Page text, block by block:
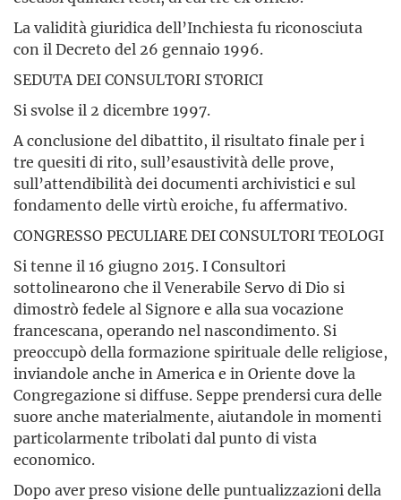
La validità giuridica dell’Inchiesta fu riconosciuta
con il Decreto del 26 gennaio 1996.
SEDUTA DEI CONSULTORI STORICI
Si svolse il 2 dicembre 1997.
A conclusione del dibattito, il risultato finale per i
tre quesiti di rito, sull’esaustività delle prove,
sull’attendibilità dei documenti archivistici e sul
fondamento delle virtù eroiche, fu affermativo.
CONGRESSO PECULIARE DEI CONSULTORI TEOLOGI
Si tenne il 16 giugno 2015. I Consultori
sottolinearono che il Venerabile Servo di Dio si
dimostrò fedele al Signore e alla sua vocazione
francescana, operando nel nascondimento. Si
preoccupò della formazione spirituale delle religiose,
inviandole anche in America e in Oriente dove la
Congregazione si diffuse. Seppe prendersi cura delle
suore anche materialmente, aiutandole in momenti
particolarmente tribolati dal punto di vista
economico.
Dopo aver preso visione delle puntualizzazioni della